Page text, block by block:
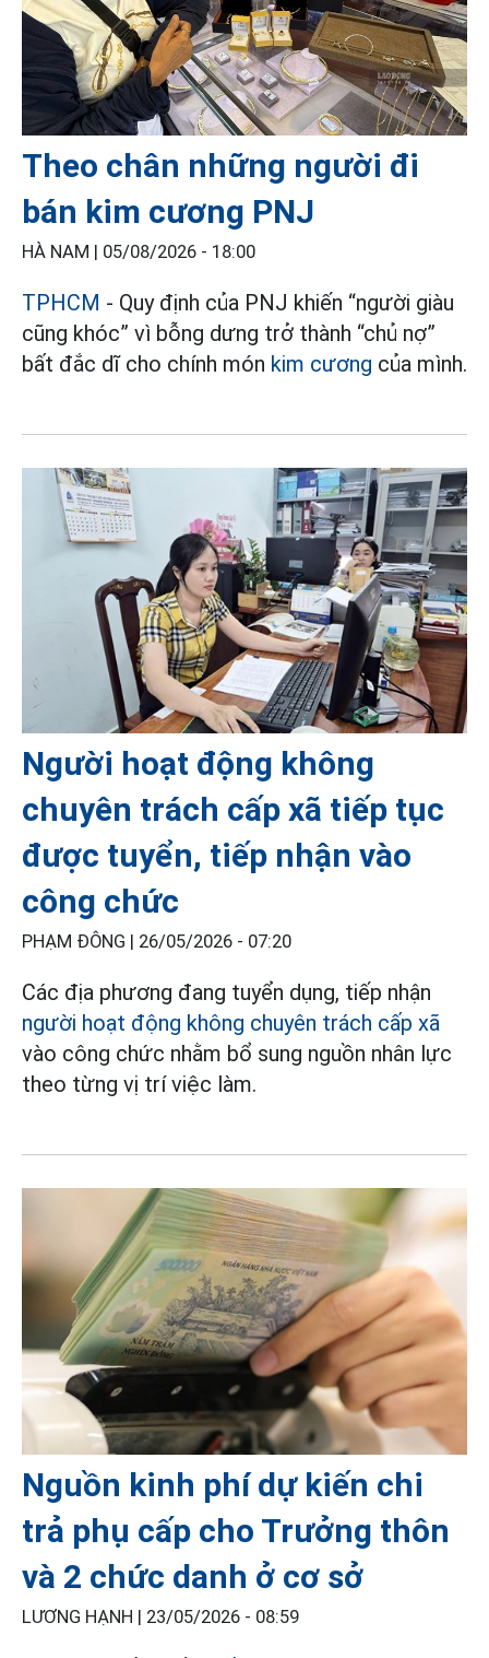
Theo chân những người đi
bán kim cương PNJ
HÀ NAM | 05/08/2026 - 18:00
TPHCM - Quy định của PNJ khiến “người giàu
cũng khóc” vì bỗng dưng trở thành “chủ nợ”
bất đắc dĩ cho chính món kim cương của mình.
Người hoạt động không
chuyên trách cấp xã tiếp tục
được tuyển, tiếp nhận vào
công chức
PHẠM ĐÔNG | 26/05/2026 - 07:20
Các địa phương đang tuyển dụng, tiếp nhận
người hoạt động không chuyên trách cấp xã
vào công chức nhằm bổ sung nguồn nhân lực
theo từng vị trí việc làm.
Nguồn kinh phí dự kiến chi
trả phụ cấp cho Trưởng thôn
và 2 chức danh ở cơ sở
LƯƠNG HẠNH | 23/05/2026 - 08:59